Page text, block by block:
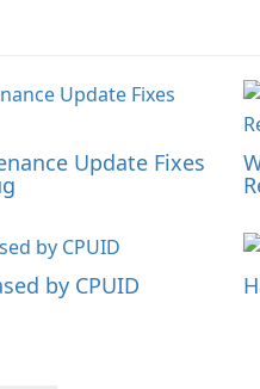
Update Fixes
by CPUID